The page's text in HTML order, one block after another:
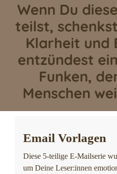
Wenn Du
teilst,
Klarheit und
entzündest
Funken,
Menschen
Email Vorlagen
Diese 5-teilige E-Mailserie
um Deine Leser:innen